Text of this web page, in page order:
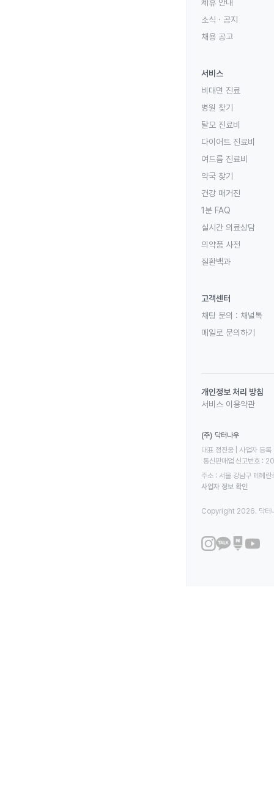
제휴 안내
소식 · 공지
채용 공고
서비스
비대면 진료
병원 찾기
탈모 진료비
다이어트 진료비
여드름 진료비
약국 찾기
건강 매거진
1분 FAQ
실시간 의료상담
의약품 사전
질환백과
고객센터
채팅 문의 : 채널톡
메일로 문의하기
개인정보 처리 방침
서비스 이용약관
(주) 닥터나우
대표 정진웅 | 사업자
통신판매업 신고번호
주소 : 서울 강남구 테헤
사업자 정보 확인
Copyright 2026. 닥터